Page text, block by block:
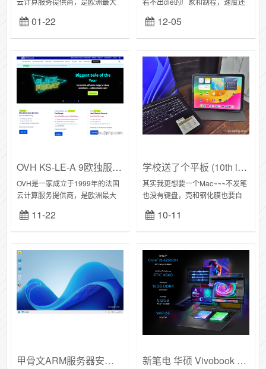
年前用过它家的KimsufiKS3C服
务器，今年OVH针对Kimsu...
01-22
泰国，一周左右派送到家
TOPMORE达墨TF卡做一个汇
12-05
OVH KS-LE-A 9欧独服闪购
OVH是一家成立于1999年的法国
云计算服务提供商，是欧洲最大
年前用过它家的KimsufiKS3C服
务器，今年OVH针对Kimsu...
11-22
学校送了个平板 (10th iPad)
其实我更想要一个Mac~~~不发笔
也没有键盘，壳和钢化膜也要自
10-11
甲骨文ARM服务器安装Windows 新笔电 华硕 Vivobook 16X